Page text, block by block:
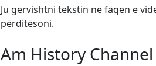
Ju gërvishtni tekstin në faqen e
përditësoni.
Am History